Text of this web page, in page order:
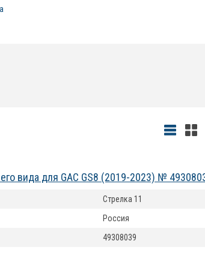
вида для GAC GS8 (2019-2023) №
Стрелка 11
Россия
49308039